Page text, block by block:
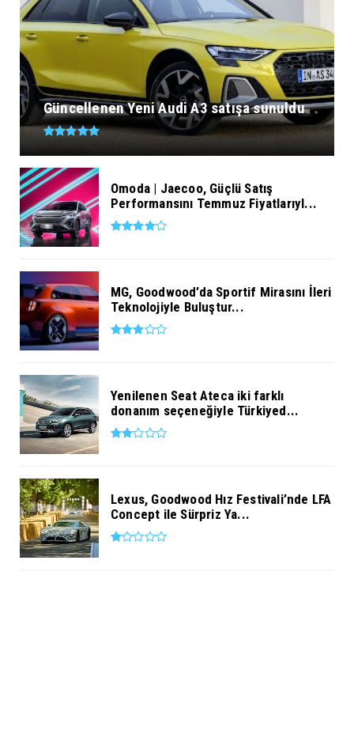
Güncellenen Yeni Audi A3 satışa sunuldu
Omoda | Jaecoo, Güçlü Satış
Performansını Temmuz Fiyatlarıyl...
MG, Goodwood’da Sportif Mirasını İleri
Teknolojiyle Buluştur...
Yenilenen Seat Ateca iki farklı
donanım seçeneğiyle Türkiyed...
Lexus, Goodwood Hız Festivali’nde LFA
Concept ile Sürpriz Ya...